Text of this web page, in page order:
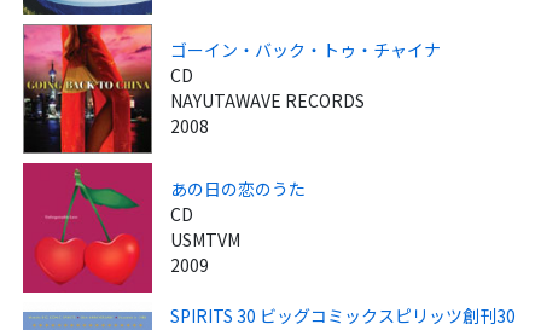
ゴーイン・バック・トゥ・チャイナ
CD
NAYUTAWAVE RECORDS
2008
あの日の恋のうた
CD
USMTVM
2009
SPIRITS 30 ビッグコミックスピリッツ創刊30